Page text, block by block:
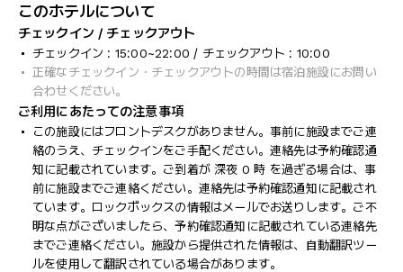
このホテルについて
チェックイン / チェックアウト
チェックイン : 15:00~22:00 / チェックアウト : 10:00
正確なチェックイン・チェックアウトの時間は宿泊施設にお問い
合わせください。
ご利用にあたっての注意事項
この施設にはフロントデスクがありません。事前に施設までご連
絡のうえ、チェックインをご手配ください。連絡先は予約確認通
知に記載されています。ご到着が 深夜 0 時 を過ぎる場合は、事
前に施設までご連絡ください。連絡先は予約確認通知に記載され
ています。ロックボックスの情報はメールでお送りします。ご不
明な点がございましたら、予約確認通知に記載されている連絡先
までご連絡ください。施設から提供された情報は、自動翻訳ツー
ルを使用して翻訳されている場合があります。